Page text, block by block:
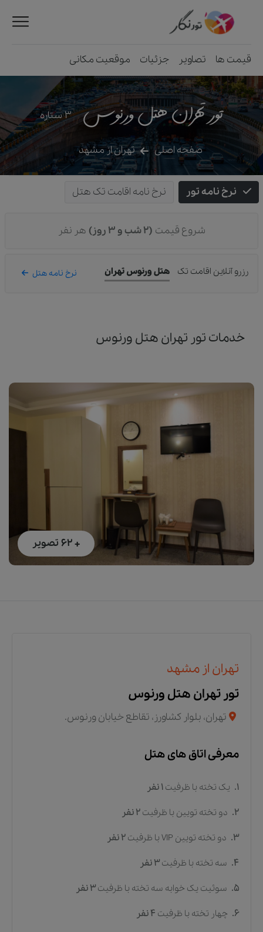
قیمت ها تصاویر جزئیات موقعیت مکانی
تور تهران هتل ورنوس 3ستاره
صفحه اصلی تهران از مشهد
خدمات تور تهران هتل ورنوس
+ 62 تصویر
نرخ نامه تور نرخ نامه اقامت تک هتل
شروع قیمت (2 شب و 3 روز) هر نفر
رزرو آنلاین اقامت تک هتل ورنوس تهران نرخ نامه هتل
تهران از مشهد
تور تهران هتل ورنوس
تهران، بلوار کشاورز، تقاطع خیابان ورنوس.
معرفی اتاق های هتل
1. یک تخته با ظرفیت 1 نفر
2. دو تخته تویین با ظرفیت 2 نفر
3. دو تخته تویین VIP با ظرفیت 2 نفر
4. سه تخته با ظرفیت 3 نفر
5. سوئیت یک خوابه سه تخته با ظرفیت 3 نفر
6. چهار تخته با ظرفیت 4 نفر